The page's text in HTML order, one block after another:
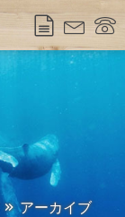
アーカイブ